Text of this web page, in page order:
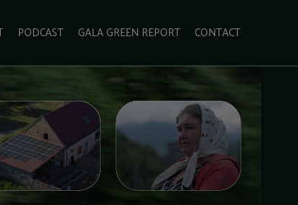
PODCAST GALA GREEN REPORT CONTACT